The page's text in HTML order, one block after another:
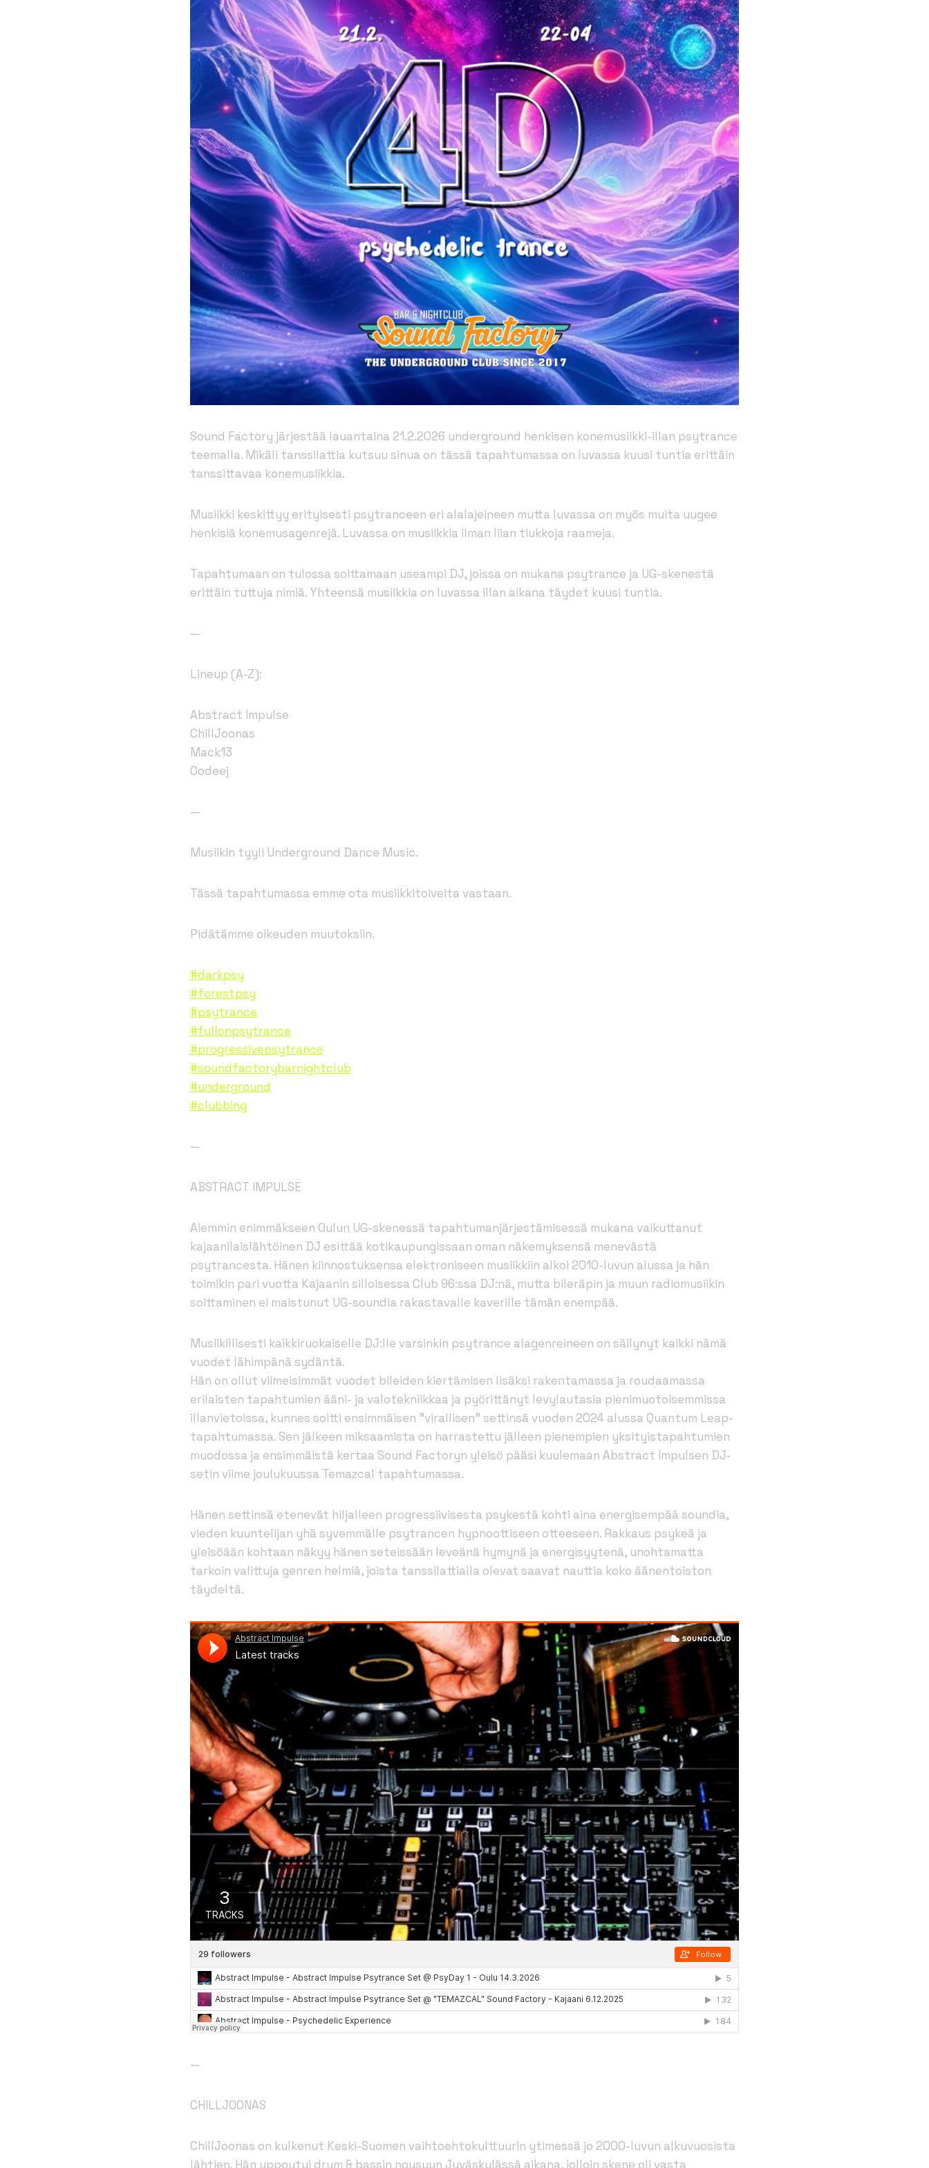
Sound Factory järjestää lauantaina 21.2.2026 underground henkisen konemusiikki-illan psytrance
teemalla. Mikäli tanssilattia kutsuu sinua on tässä tapahtumassa on luvassa kuusi tuntia erittäin
tanssittavaa konemusiikkia.
Musiikki keskittyy erityisesti psytranceen eri alalajeineen mutta luvassa on myös muita uugee
henkisiä konemusagenrejä. Luvassa on musiikkia ilman liian tiukkoja raameja.
Tapahtumaan on tulossa soittamaan useampi DJ, joissa on mukana psytrance ja UG-skenestä
erittäin tuttuja nimiä. Yhteensä musiikkia on luvassa illan aikana täydet kuusi tuntia.
—
Lineup (A-Z):
Abstract Impulse
ChillJoonas
Mack13
Oodeej
—
Musiikin tyyli Underground Dance Music.
Tässä tapahtumassa emme ota musiikkitoiveita vastaan.
Pidätämme oikeuden muutoksiin.
#darkpsy
#forestpsy
#psytrance
#fullonpsytrance
#progressivepsytrance
#soundfactorybarnightclub
#underground
#clubbing
—
ABSTRACT IMPULSE
Aiemmin enimmäkseen Oulun UG-skenessä tapahtumanjärjestämisessä mukana vaikuttanut
kajaanilaislähtöinen DJ esittää kotikaupungissaan oman näkemyksensä menevästä
psytrancesta. Hänen kiinnostuksensa elektroniseen musiikkiin alkoi 2010-luvun alussa ja hän
toimikin pari vuotta Kajaanin silloisessa Club 96:ssa DJ:nä, mutta bileräpin ja muun radiomusiikin
soittaminen ei maistunut UG-soundia rakastavalle kaverille tämän enempää.
Musiikillisesti kaikkiruokaiselle DJ:lle varsinkin psytrance alagenreineen on säilynyt kaikki nämä
vuodet lähimpänä sydäntä.
Hän on ollut viimeisimmät vuodet bileiden kiertämisen lisäksi rakentamassa ja roudaamassa
erilaisten tapahtumien ääni- ja valotekniikkaa ja pyörittänyt levylautasia pienimuotoisemmissa
illanvietoissa, kunnes soitti ensimmäisen ”virallisen” settinsä vuoden 2024 alussa Quantum Leap-
tapahtumassa. Sen jälkeen miksaamista on harrastettu jälleen pienempien yksityistapahtumien
muodossa ja ensimmäistä kertaa Sound Factoryn yleisö pääsi kuulemaan Abstract Impulsen DJ-
setin viime joulukuussa Temazcal tapahtumassa.
Hänen settinsä etenevät hiljalleen progressiivisesta psykestä kohti aina energisempää soundia,
vieden kuuntelijan yhä syvemmälle psytrancen hypnoottiseen otteeseen. Rakkaus psykeä ja
yleisöään kohtaan näkyy hänen seteissään leveänä hymynä ja energisyytenä, unohtamatta
tarkoin valittuja genren helmiä, joista tanssilattialla olevat saavat nauttia koko äänentoiston
täydeltä.
—
CHILLJOONAS
ChillJoonas on kulkenut Keski-Suomen vaihtoehtokulttuurin ytimessä jo 2000-luvun alkuvuosista
lähtien. Hän uppoutui drum & bassin nousuun Jyväskylässä aikana, jolloin skene oli vasta